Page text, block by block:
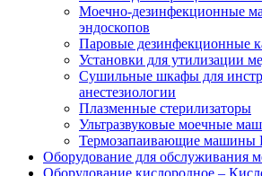
Моечно-дезинфекционные
эндоскопов
Паровые дезинфекционные
Установки для утилизации
Сушильные шкафы для
анестезиологии
Плазменные стерилизаторы
Ультразвуковые моечные
Термозапаивающие машины
Оборудование для обслуживания
Оборудование кислородное –